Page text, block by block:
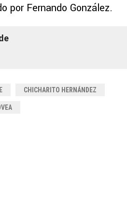
por Fernando González.
CHICHARITO HERNÁNDEZ